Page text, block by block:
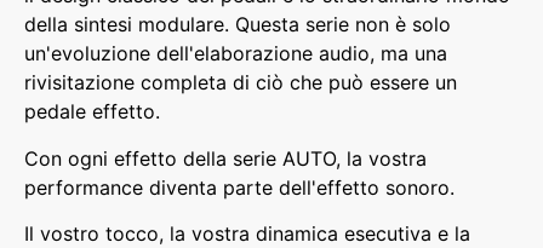
della sintesi modulare. Questa serie non è solo
un'evoluzione dell'elaborazione audio, ma una
rivisitazione completa di ciò che può essere un
pedale effetto.
Con ogni effetto della serie AUTO, la vostra
performance diventa parte dell'effetto sonoro.
Il vostro tocco, la vostra dinamica esecutiva e la